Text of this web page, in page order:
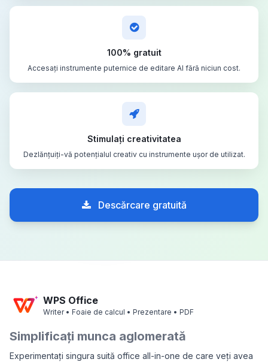
100% gratuit
Accesați instrumente puternice de editare AI fără niciun cost.
Stimulați creativitatea
Dezlănțuiți-vă potențialul creativ cu instrumente ușor de utilizat.
Descărcare gratuită
WPS Office
Writer • Foaie de calcul • Prezentare • PDF
Simplificați munca aglomerată
Experimentați singura suită office all-in-one de care veți avea